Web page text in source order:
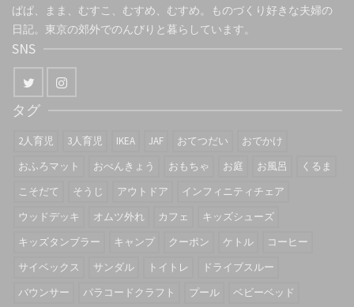
ぱぱ、まま、むすこ、むすめ、むすめ。ものづくり好きな夫婦の
日記。東京の郊外でのんびりと暮らしています。
SNS
タグ
2人育児 3人育児 IKEA JAF おてつだい
おでかけ
おふろマット
おべんきょう おもちゃ お庭 お風呂
くるま
こそだて
そうじ アウトドア
インフィニティチェア
ウッドデッキ
オムツ外れ カフェ
キッズシューズ
キッズタンブラー
キャンプ クーポン ケトル
コーヒー
サイベックス
サンダル トイトレ
ドライブスルー
バウンサー
パラコードクラフト プール ベビーベッド